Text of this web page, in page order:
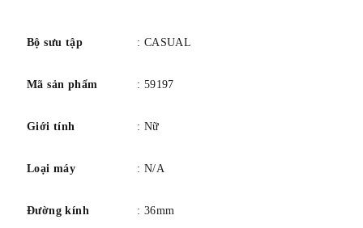
Bộ sưu tập : CASUAL
Mã sản phẩm : 59197
Giới tính : Nữ
Loại máy : N/A
Đường kính : 36mm